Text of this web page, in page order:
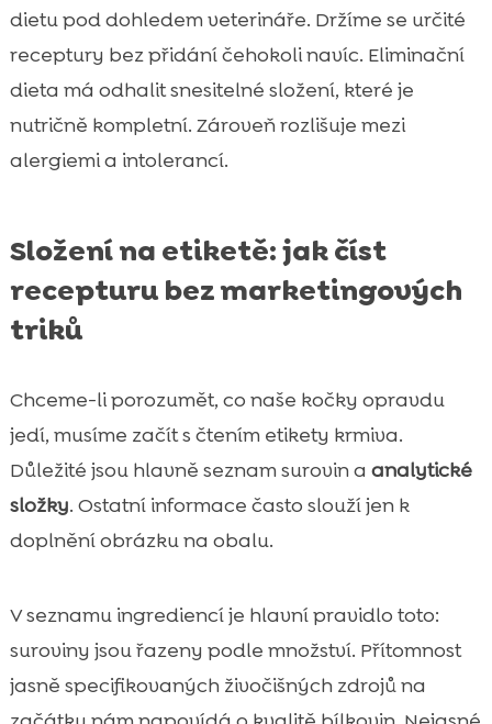
dietu pod dohledem veterináře. Držíme se určité
receptury bez přidání čehokoli navíc. Eliminační
dieta má odhalit snesitelné složení, které je
nutričně kompletní. Zároveň rozlišuje mezi
alergiemi a intolerancí.
Složení na etiketě: jak číst
recepturu bez marketingových
triků
Chceme-li porozumět, co naše kočky opravdu
jedí, musíme začít s čtením etikety krmiva.
Důležité jsou hlavně seznam surovin a analytické
složky. Ostatní informace často slouží jen k
doplnění obrázku na obalu.
V seznamu ingrediencí je hlavní pravidlo toto:
suroviny jsou řazeny podle množství. Přítomnost
jasně specifikovaných živočišných zdrojů na